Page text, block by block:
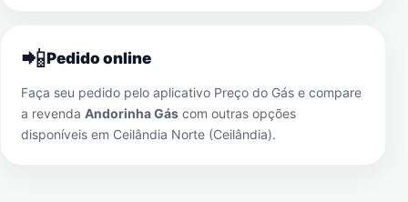
📲Pedido online
Faça seu pedido pelo aplicativo Preço do Gás e compare
a revenda Andorinha Gás com outras opções
disponíveis em Ceilândia Norte (Ceilândia).